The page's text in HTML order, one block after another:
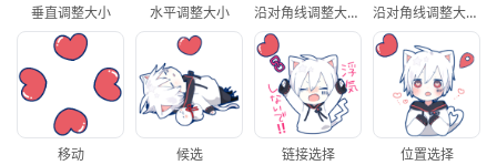
垂直调整大小 水平调整大小 沿对角线调整大小1 沿对角线调整大小2
移动 候选 链接选择 位置选择